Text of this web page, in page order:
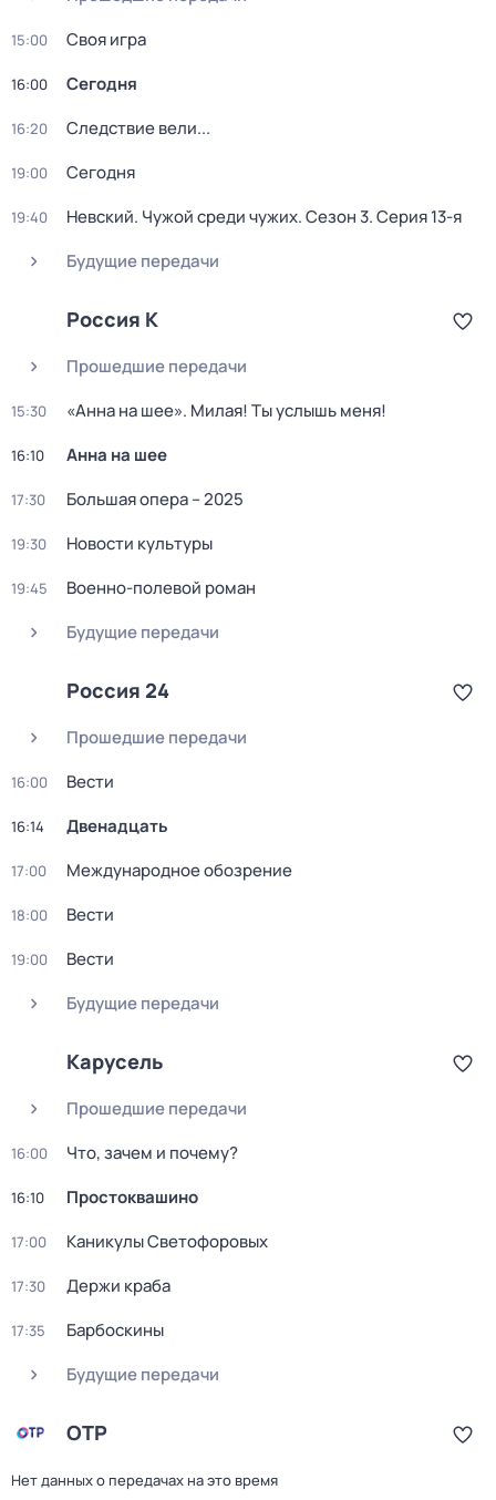
15:00 Своя игра
16:00 Сегодня
16:20 Следствие вели...
19:00 Сегодня
19:40 Невский. Чужой среди чужих. Сезон 3. Серия 13-я
Будущие передачи
Россия К
Прошедшие передачи
15:30 «Анна на шее». Милая! Ты услышь меня!
16:10 Анна на шее
17:30 Большая опера – 2025
19:30 Новости культуры
19:45
Военно-полевой роман
Будущие передачи
Россия 24
Прошедшие передачи
16:00 Вести
16:14 Двенадцать
17:00 Международное обозрение
18:00 Вести
19:00
Вести
Будущие передачи
Карусель
Прошедшие передачи
16:00 Что, зачем и почему?
16:10 Простоквашино
17:00 Каникулы Светофоровых
17:30 Держи краба
17:35
Барбоскины
Будущие передачи
ОТР
Нет данных о передачах на это время